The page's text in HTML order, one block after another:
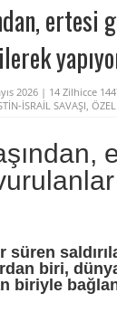
ertesi
2026 | 14 Zilhicce
İSRAİL SAVAŞI,
süren
biri,
biriyle